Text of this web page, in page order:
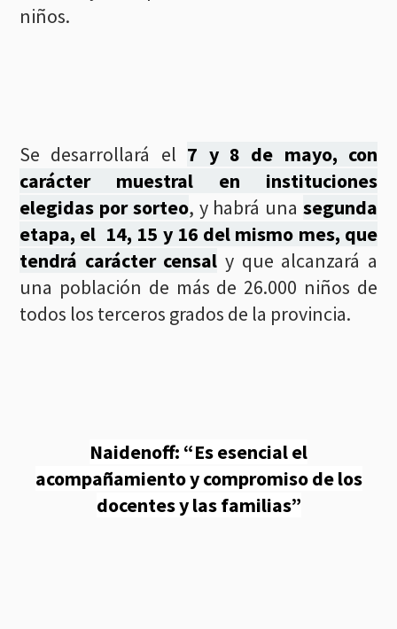
niños.
Se desarrollará el 7 y 8 de mayo, con
carácter muestral en instituciones
elegidas por sorteo, y habrá unasegunda
etapa, el 14, 15 y 16 del mismo mes, que
tendrá carácter censal y que alcanzará a
una población de más de 26.000 niños de
todos los terceros grados de la provincia.
Naidenoff: “Es esencial el
acompañamiento y compromiso de los
docentes y las familias”